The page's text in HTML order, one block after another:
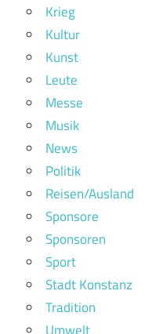
Krieg
Kultur
Kunst
Leute
Messe
Musik
News
Politik
Reisen/Ausland
Sponsore
Sponsoren
Sport
Stadt Konstanz
Tradition
Umwelt